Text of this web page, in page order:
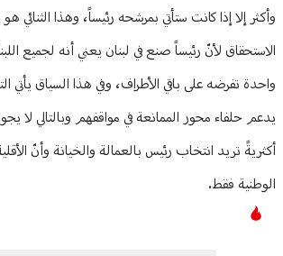
وأكثر إلا إذا كانت ستأتي بمرشحه رئيساً، وهذا الثنائي
الاستحقاق لأنّ رئيساً صنع في لبنان يعني أنه لجميع
واحدة تفرضه على باقي الأطراف، وفي هذا السياق يأتي
يدعم حلفاء محور الممانعة في مواقفهم وبالتالي لا
أكثريةً تريد انتخاب رئيس بالعمالة والخيانة وأنّ
الوطنية فقط.